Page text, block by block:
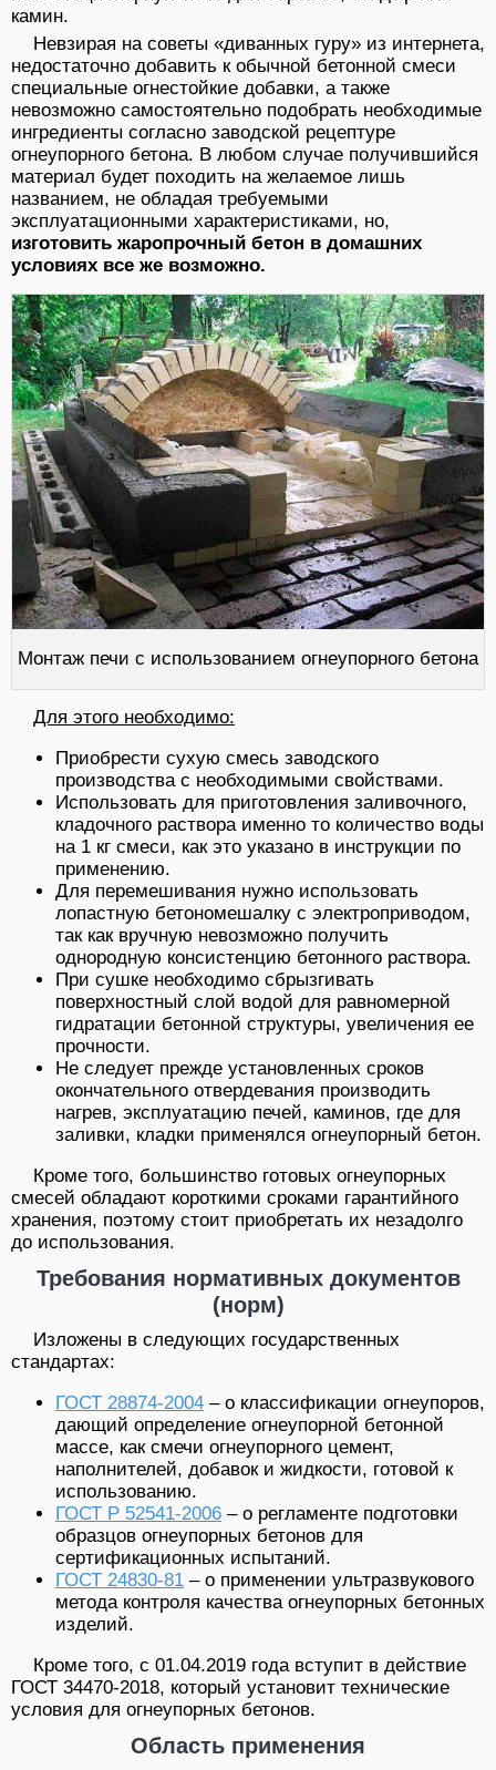
камин.
Невзирая на советы «диванных гуру» из интернета,
недостаточно добавить к обычной бетонной смеси
специальные огнестойкие добавки, а также
невозможно самостоятельно подобрать необходимые
ингредиенты согласно заводской рецептуре
огнеупорного бетона. В любом случае получившийся
материал будет походить на желаемое лишь
названием, не обладая требуемыми
эксплуатационными характеристиками, но,
изготовить жаропрочный бетон в домашних
условиях все же возможно.
Монтаж печи с использованием огнеупорного бетона
Для этого необходимо:
Приобрести сухую смесь заводского
производства с необходимыми свойствами.
Использовать для приготовления заливочного,
кладочного раствора именно то количество воды
на 1 кг смеси, как это указано в инструкции по
применению.
Для перемешивания нужно использовать
лопастную бетономешалку с электроприводом,
так как вручную невозможно получить
однородную консистенцию бетонного раствора.
При сушке необходимо сбрызгивать
поверхностный слой водой для равномерной
гидратации бетонной структуры, увеличения ее
прочности.
Не следует прежде установленных сроков
окончательного отвердевания производить
нагрев, эксплуатацию печей, каминов, где для
заливки, кладки применялся огнеупорный бетон.
Кроме того, большинство готовых огнеупорных
смесей обладают короткими сроками гарантийного
хранения, поэтому стоит приобретать их незадолго
до использования.
Требования нормативных документов
(норм)
Изложены в следующих государственных
стандартах:
ГОСТ 28874-2004 – о классификации огнеупоров,
дающий определение огнеупорной бетонной
массе, как смечи огнеупорного цемент,
наполнителей, добавок и жидкости, готовой к
использованию.
ГОСТ Р 52541-2006 – о регламенте подготовки
образцов огнеупорных бетонов для
сертификационных испытаний.
ГОСТ 24830-81 – о применении ультразвукового
метода контроля качества огнеупорных бетонных
изделий.
Кроме того, с 01.04.2019 года вступит в действие
ГОСТ 34470-2018, который установит технические
условия для огнеупорных бетонов.
Область применения